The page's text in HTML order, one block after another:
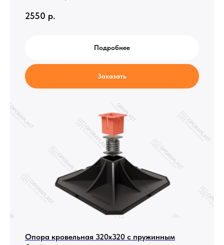
2550 р.
Подробнее
Заказать
Опора кровельная 320х320 с пружинным